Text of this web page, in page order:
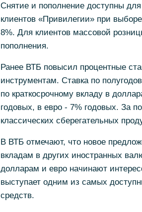
Снятие и пополнение доступны
клиентов «Привилегии» при
8%. Для клиентов массовой
пополнения.
Ранее ВТБ повысил процентные
инструментам. Ставка по
по краткосрочному вкладу в
годовых, в евро - 7% годовых. За
классических сберегательных
В ВТБ отмечают, что новое
вкладам в других иностранных
долларам и евро начинают
выступает одним из самых
средств.